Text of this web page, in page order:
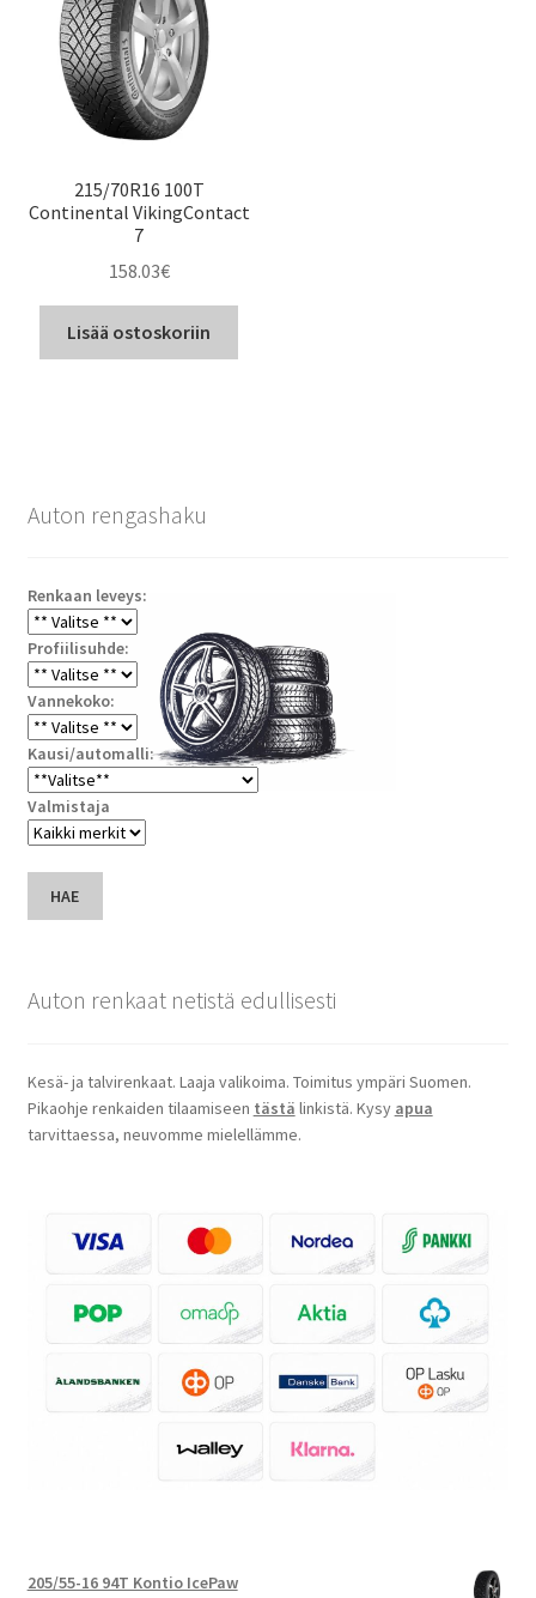
215/70R16 100T
Continental VikingContact
7
158.03€
Lisää ostoskoriin
Auton rengashaku
Renkaan leveys:
Profiilisuhde:
Vannekoko:
Kausi/automalli:
Valmistaja
HAE
Auton renkaat netistä edullisesti
Kesä- ja talvirenkaat. Laaja valikoima. Toimitus ympäri Suomen.
Pikaohje renkaiden tilaamiseen tästä linkistä. Kysy apua
tarvittaessa, neuvomme mielellämme.
205/55-16 94T Kontio IcePaw